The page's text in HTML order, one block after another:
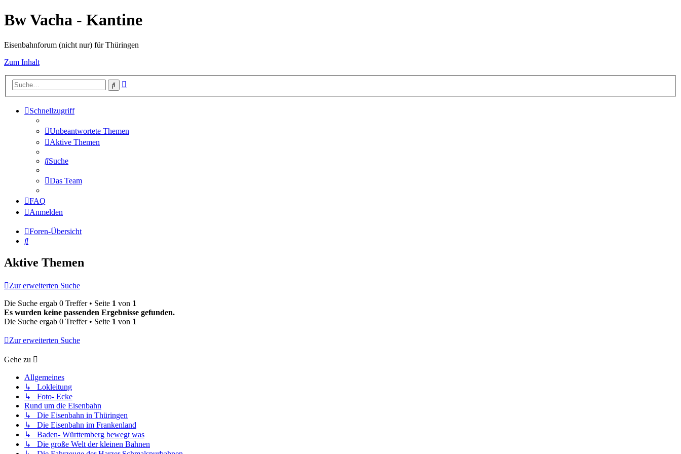
Bw Vacha - Kantine
Eisenbahnforum (nicht nur) für Thüringen
Zum Inhalt
Suche
Schnellzugriff
Unbeantwortete Themen
Aktive Themen
Suche
Das Team
FAQ
Anmelden
Foren-Übersicht
Suche
Aktive Themen
Zur erweiterten Suche
Die Suche ergab 0 Treffer • Seite 1 von 1
Es wurden keine passenden Ergebnisse gefunden.
Die Suche ergab 0 Treffer • Seite 1 von 1
Zur erweiterten Suche
Gehe zu
Allgemeines
↳ Lokleitung
↳ Foto- Ecke
Rund um die Eisenbahn
↳ Die Eisenbahn in Thüringen
↳ Die Eisenbahn im Frankenland
↳ Baden- Württemberg bewegt was
↳ Die große Welt der kleinen Bahnen